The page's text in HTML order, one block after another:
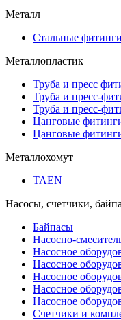
Металл
Стальные фитинги
Металлопластик
Труба и пресс
Труба и пресс-
Труба и пресс-
Цанговые
Цанговые
Металлохомут
TAEN
Насосы, счетчики,
Байпасы
Насосно-
Насосное
Насосное
Насосное
Насосное
Насосное
Счетчики и